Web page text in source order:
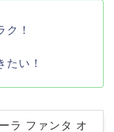
ク！
たい！
ラ ファンタ オ